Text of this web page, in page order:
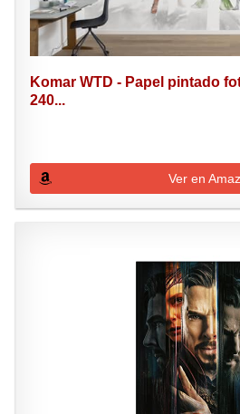
Komar WTD - Papel pintado
240...
Ver en